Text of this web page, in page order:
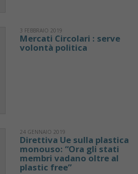
3 FEBBRAIO 2019
Mercati Circolari : serve
volontà politica
24 GENNAIO 2019
Direttiva Ue sulla plastica
monouso: “Ora gli stati
membri vadano oltre al
plastic free”